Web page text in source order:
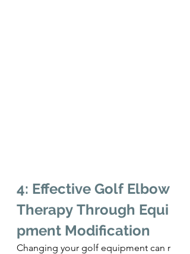
4: Effective Golf Elbow
Therapy Through Equi
pment Modification
Changing your golf equipment can r